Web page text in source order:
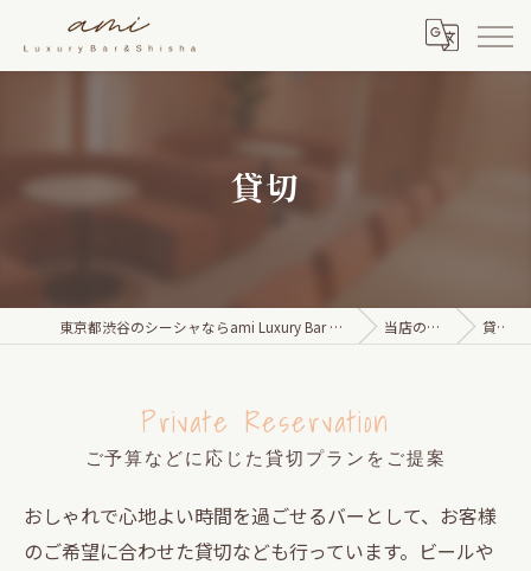
貸切
東京都渋谷のシーシャならami Luxury Bar & Shisha 当店の特徴 貸切
ご予算などに応じた貸切プランをご提案
Private Reservation
おしゃれで心地よい時間を過ごせるバーとして、お客様
のご希望に合わせた貸切なども行っています。ビールや